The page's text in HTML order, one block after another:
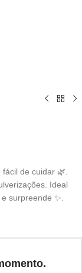
de cuidar 🌿.
Ideal
surpreende ✨.